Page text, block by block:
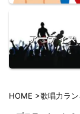
アーティス
HOME >歌唱力ラ